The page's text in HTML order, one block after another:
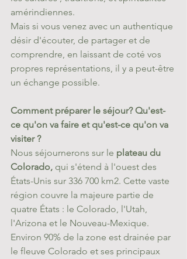
amérindiennes.
Mais si vous venez avec un authentique
désir d'écouter, de partager et de
comprendre, en laissant de coté vos
propres représentations, il y a peut-être
un échange possible.
Comment préparer le séjour? Qu'est-
ce qu'on va faire et qu'est-ce qu'on va
visiter ?
Nous séjournerons sur le plateau du
Colorado, qui s'étend à l'ouest des
États-Unis sur 336 700 km2. Cette vaste
région couvre la majeure partie de
quatre États : le Colorado, l'Utah,
l'Arizona et le Nouveau-Mexique.
Environ 90% de la zone est drainée par
le fleuve Colorado et ses principaux